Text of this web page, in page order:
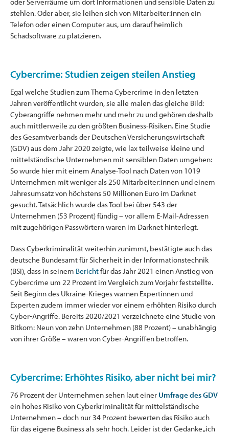
stehlen. Oder aber, sie leihen sich von Mitarbeiter:innen ein
Telefon oder einen Computer aus, um darauf heimlich
Schadsoftware zu platzieren.
Cybercrime: Studien zeigen steilen Anstieg
Egal welche Studien zum Thema Cybercrime in den letzten
Jahren veröffentlicht wurden, sie alle malen das gleiche Bild:
Cyberangriffe nehmen mehr und mehr zu und gehören deshalb
auch mittlerweile zu den größten Business-Risiken. Eine Studie
des Gesamtverbands der Deutschen Versicherungswirtschaft
(GDV) aus dem Jahr 2020 zeigte, wie lax teilweise kleine und
mittelständische Unternehmen mit sensiblen Daten umgehen:
So wurde hier mit einem Analyse-Tool nach Daten von 1019
Unternehmen mit weniger als 250 Mitarbeiter:innen und einem
Jahresumsatz von höchstens 50 Millionen Euro im Darknet
gesucht. Tatsächlich wurde das Tool bei über 543 der
Unternehmen (53 Prozent) fündig – vor allem E-Mail-Adressen
mit zugehörigen Passwörtern waren im Darknet hinterlegt.
Dass Cyberkriminalität weiterhin zunimmt, bestätigte auch das
deutsche Bundesamt für Sicherheit in der Informationstechnik
(BSI), dass in seinem Berichtfür das Jahr 2021 einen Anstieg von
Cybercrime um 22 Prozent im Vergleich zum Vorjahr feststellte.
Seit Beginn des Ukraine-Krieges warnen Expertinnen und
Experten zudem immer wieder vor einem erhöhten Risiko durch
Cyber-Angriffe. Bereits 2020/2021 verzeichnete eine Studie von
Bitkom: Neun von zehn Unternehmen (88 Prozent) – unabhängig
von ihrer Größe – waren von Cyber-Angriffen betroffen.
Cybercrime: Erhöhtes Risiko, aber nicht bei mir?
76 Prozent der Unternehmen sehen laut einer Umfrage des GDV
ein hohes Risiko von Cyberkriminalität für mittelständische
Unternehmen – doch nur 34 Prozent bewerten das Risiko auch
für das eigene Business als sehr hoch. Leider ist der Gedanke „ich